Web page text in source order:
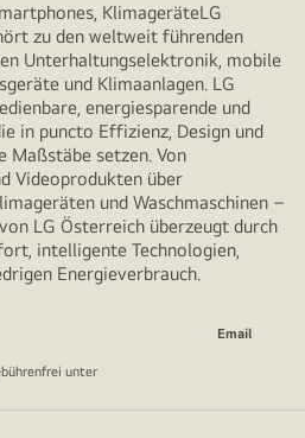
KlimageräteLG
zu den weltweit führenden
Unterhaltungselektronik, mobile
und Klimaanlagen. LG
energiesparende und
in puncto Effizienz, Design und
Maßstäbe setzen. Von
Videoprodukten über
und Waschmaschinen –
LG Österreich überzeugt durch
intelligente Technologien,
Energieverbrauch.
Email
unter